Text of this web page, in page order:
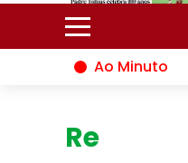
Ao Minuto
do mundo da moda
Região.